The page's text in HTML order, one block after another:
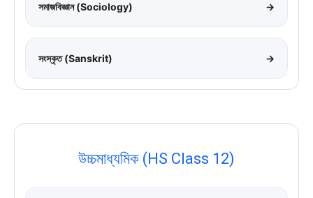
সমাজবিজ্ঞান (Sociology) →
সংস্কৃত (Sanskrit) →
উচ্চমাধ্যমিক (HS Class 12)